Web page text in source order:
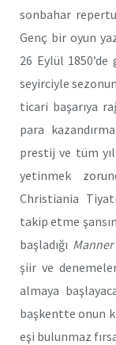
sonbahar
Genç bir oyun
26 Eylül
seyirciyle
ticari başarıya
para
prestij ve tüm
yetinmek
Christiania
takip etme
başladığı Manner
şiir ve
almaya
başkentte onun
eşi bulunmaz